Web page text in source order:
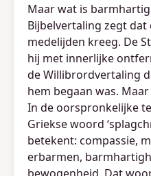
Maar wat is
Bijbelvertaling zegt dat
medelijden kreeg. De
hij met innerlijke
de Willibrordvertaling
hem begaan was.
In de oorspronkelijke
Griekse woord
betekent: compassie,
erbarmen,
bewogenheid. Dat